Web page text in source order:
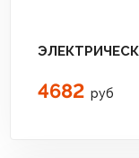
4682 руб